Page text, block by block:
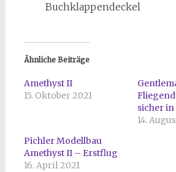
Buchklappendeckel
Ähnliche Beiträge
Amethyst II
15. Oktober 2021
sicher in
14.
Pichler Modellbau
Amethyst II – Erstflug
16. April 2021